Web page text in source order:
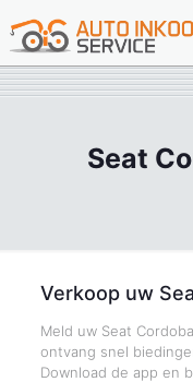
Seat
Verkoop uw
Meld uw Seat
ontvang snel
Download de app en